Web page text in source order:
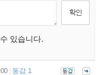
있습니다.
동감 1